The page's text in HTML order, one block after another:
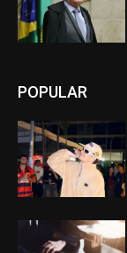
POPULAR